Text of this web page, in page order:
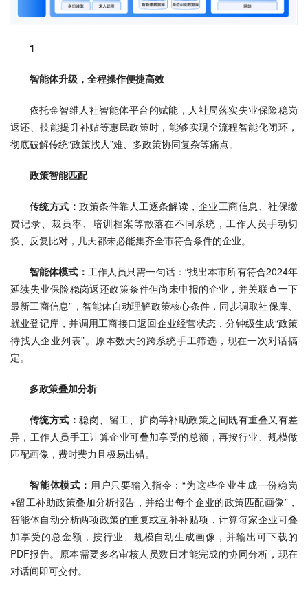
1
智能体升级，全程操作便捷高效
依托金智维人社智能体平台的赋能，人社局落实失业保险稳岗
返还、技能提升补贴等惠民政策时，能够实现全流程智能化闭环，
彻底破解传统“政策找人”难、多政策协同复杂等痛点。
政策智能匹配
传统方式：政策条件靠人工逐条解读，企业工商信息、社保缴
费记录、裁员率、培训档案等散落在不同系统，工作人员手动切
换、反复比对，几天都未必能集齐全市符合条件的企业。
智能体模式： 工作人员只需一句话：“找出本市所有符合2024年
延续失业保险稳岗返还政策条件但尚未申报的企业，并关联查一下
最新工商信息”，智能体自动理解政策核心条件，同步调取社保库、
就业登记库，并调用工商接口返回企业经营状态，分钟级生成“政策
待找人企业列表”。原本数天的跨系统手工筛选，现在一次对话搞
定。
多政策叠加分析
传统方式：稳岗、留工、扩岗等补助政策之间既有重叠又有差
异，工作人员手工计算企业可叠加享受的总额，再按行业、规模做
匹配画像，费时费力且极易出错。
智能体模式： 用户只要输入指令：“为这些企业生成一份稳岗
+留工补助政策叠加分析报告，并给出每个企业的政策匹配画像”，
智能体自动分析两项政策的重复或互补补贴项，计算每家企业可叠
加享受的总金额，按行业、规模自动生成画像，并输出可下载的
PDF报告。原本需要多名审核人员数日才能完成的协同分析，现在
对话间即可交付。